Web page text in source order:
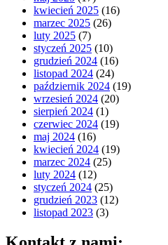
kwiecień 2025 (16)
marzec 2025 (26)
luty 2025 (7)
styczeń 2025 (10)
grudzień 2024 (16)
listopad 2024 (24)
październik 2024 (19)
wrzesień 2024 (20)
sierpień 2024 (1)
czerwiec 2024 (19)
maj 2024 (16)
kwiecień 2024 (19)
marzec 2024 (25)
luty 2024 (12)
styczeń 2024 (25)
grudzień 2023 (12)
listopad 2023 (3)